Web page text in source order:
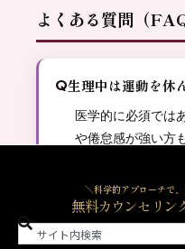
よくある質問（FAQ
生理中は運動を休
医学的に必須では
や倦怠感が強い方
が、軽いウォーキ
トレーニングは多
い腹痛・出血量の
を避け、医療機関
＼科学的アプローチで
無料カウンセリン